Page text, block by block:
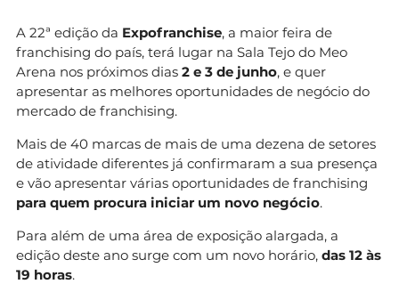
A 22ª edição da Expofranchise, a maior feira de
franchising do país, terá lugar na Sala Tejo do Meo
Arena nos próximos dias 2 e 3 de junho, e quer
apresentar as melhores oportunidades de negócio do
mercado de franchising.
Mais de 40 marcas de mais de uma dezena de setores
de atividade diferentes já confirmaram a sua presença
e vão apresentar várias oportunidades de franchising
para quem procura iniciar um novo negócio.
Para além de uma área de exposição alargada, a
edição deste ano surge com um novo horário, das 12 às
19 horas.